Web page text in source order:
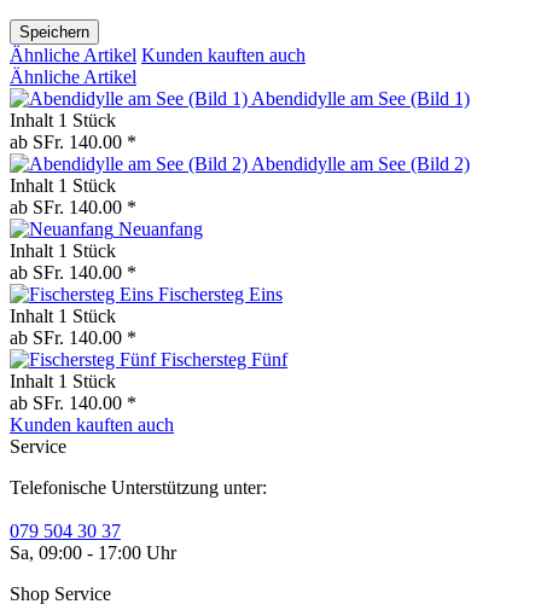
Speichern
Ähnliche Artikel Kunden kauften auch
Ähnliche Artikel
Abendidylle am See (Bild 1)
Inhalt 1 Stück
ab SFr. 140.00 *
Abendidylle am See (Bild 2)
Inhalt 1 Stück
ab SFr. 140.00 *
Neuanfang
Inhalt 1 Stück
ab SFr. 140.00 *
Fischersteg Eins
Inhalt 1 Stück
ab SFr. 140.00 *
Fischersteg Fünf
Inhalt 1 Stück
ab SFr. 140.00 *
Kunden kauften auch
Service
Telefonische Unterstützung unter:
079 504 30 37
Sa, 09:00 - 17:00 Uhr
Shop Service